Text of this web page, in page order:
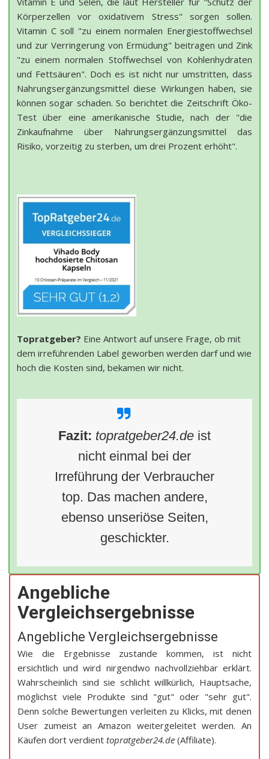
Körperzellen vor oxidativem Stress" sorgen sollen.
Vitamin C soll "zu einem normalen Energiestoffwechsel
und zur Verringerung von Ermüdung" beitragen und Zink
"zu einem normalen Stoffwechsel von Kohlenhydraten
und Fettsäuren". Doch es ist nicht nur umstritten, dass
Nahrungsergänzungsmittel diese Wirkungen haben, sie
können sogar schaden. So berichtet die Zeitschrift Öko-
Test über eine amerikanische Studie, nach der "die
Zinkaufnahme über Nahrungsergänzungsmittel das
Risiko, vorzeitig zu sterben, um drei Prozent erhöht".
Topratgeber? Eine Antwort auf unsere Frage, ob mit
dem irreführenden Label geworben werden darf und wie
hoch die Kosten sind, bekamen wir nicht.
Fazit: topratgeber24.de ist
nicht einmal bei der
Irreführung der Verbraucher
top. Das machen andere,
ebenso unseriöse Seiten,
geschickter.
Angebliche
Vergleichsergebnisse
Angebliche Vergleichsergebnisse
Wie die Ergebnisse zustande kommen, ist nicht
ersichtlich und wird nirgendwo nachvollziehbar erklärt.
Wahrscheinlich sind sie schlicht willkürlich, Hauptsache,
möglichst viele Produkte sind "gut" oder "sehr gut".
Denn solche Bewertungen verleiten zu Klicks, mit denen
User zumeist an Amazon weitergeleitet werden. An
Käufen dort verdient topratgeber24.de (Affiliate).